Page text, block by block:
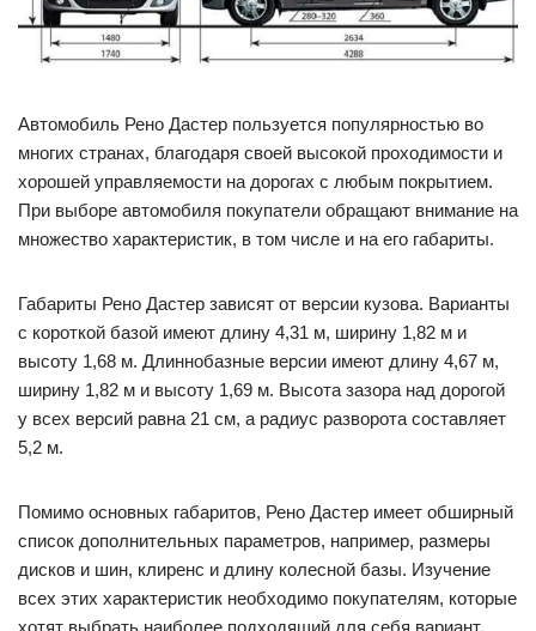
Автомобиль Рено Дастер пользуется популярностью во
многих странах, благодаря своей высокой проходимости и
хорошей управляемости на дорогах с любым покрытием.
При выборе автомобиля покупатели обращают внимание на
множество характеристик, в том числе и на его габариты.
Габариты Рено Дастер зависят от версии кузова. Варианты
с короткой базой имеют длину 4,31 м, ширину 1,82 м и
высоту 1,68 м. Длиннобазные версии имеют длину 4,67 м,
ширину 1,82 м и высоту 1,69 м. Высота зазора над дорогой
у всех версий равна 21 см, а радиус разворота составляет
5,2 м.
Помимо основных габаритов, Рено Дастер имеет обширный
список дополнительных параметров, например, размеры
дисков и шин, клиренс и длину колесной базы. Изучение
всех этих характеристик необходимо покупателям, которые
хотят выбрать наиболее подходящий для себя вариант